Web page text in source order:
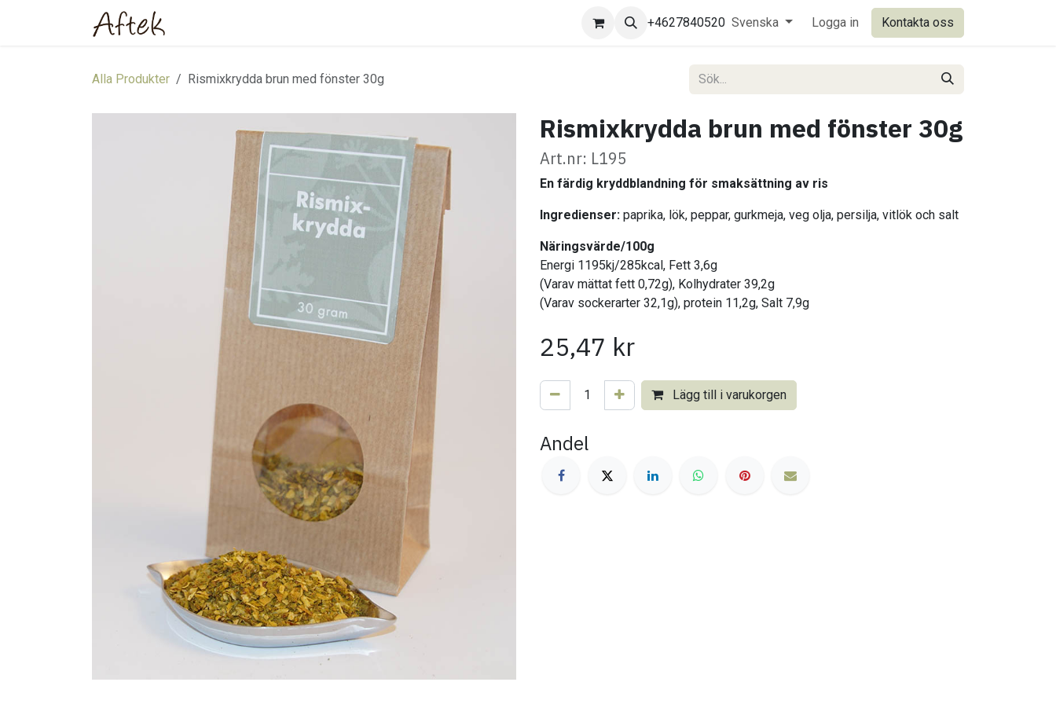
+4627840520 Svenska Logga in Kontakta oss
Alla Produkter Rismixkrydda brun med fönster 30g
Rismixkrydda brun med fönster 30g
Art.nr: L195
En färdig kryddblandning för smaksättning av ris
Ingredienser: paprika, lök, peppar, gurkmeja, veg olja, persilja, vitlök och salt
Näringsvärde/100g
Energi 1195kj/285kcal, Fett 3,6g
(Varav mättat fett 0,72g), Kolhydrater 39,2g
(Varav sockerarter 32,1g), protein 11,2g, Salt 7,9g
25,47 kr
Lägg till i varukorgen
Andel